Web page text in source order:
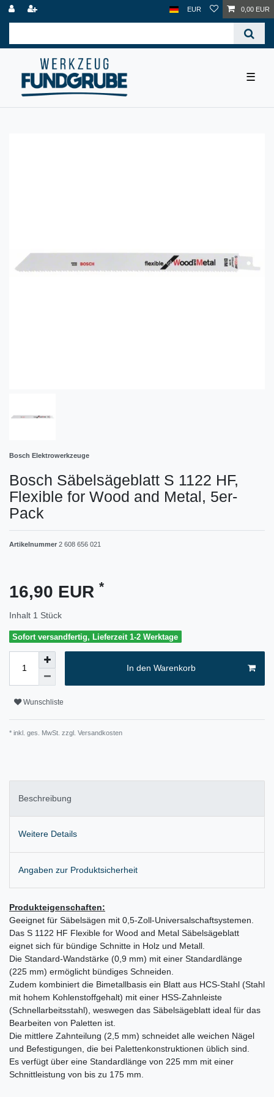
EUR 0,00 EUR
☰
Bosch Elektrowerkzeuge
Bosch Säbelsägeblatt S 1122 HF,
Flexible for Wood and Metal, 5er-
Pack
Artikelnummer 2 608 656 021
16,90 EUR *
Inhalt 1 Stück
Sofort versandfertig, Lieferzeit 1-2 Werktage
In den Warenkorb
Wunschliste
* inkl. ges. MwSt. zzgl. Versandkosten
Beschreibung
Weitere Details
Angaben zur Produktsicherheit
Produkteigenschaften:
Geeignet für Säbelsägen mit 0,5-Zoll-Universalschaftsystemen.
Das S 1122 HF Flexible for Wood and Metal Säbelsägeblatt
eignet sich für bündige Schnitte in Holz und Metall.
Die Standard-Wandstärke (0,9 mm) mit einer Standardlänge
(225 mm) ermöglicht bündiges Schneiden.
Zudem kombiniert die Bimetallbasis ein Blatt aus HCS-Stahl (Stahl
mit hohem Kohlenstoffgehalt) mit einer HSS-Zahnleiste
(Schnellarbeitsstahl), weswegen das Säbelsägeblatt ideal für das
Bearbeiten von Paletten ist.
Die mittlere Zahnteilung (2,5 mm) schneidet alle weichen Nägel
und Befestigungen, die bei Palettenkonstruktionen üblich sind.
Es verfügt über eine Standardlänge von 225 mm mit einer
Schnittleistung von bis zu 175 mm.